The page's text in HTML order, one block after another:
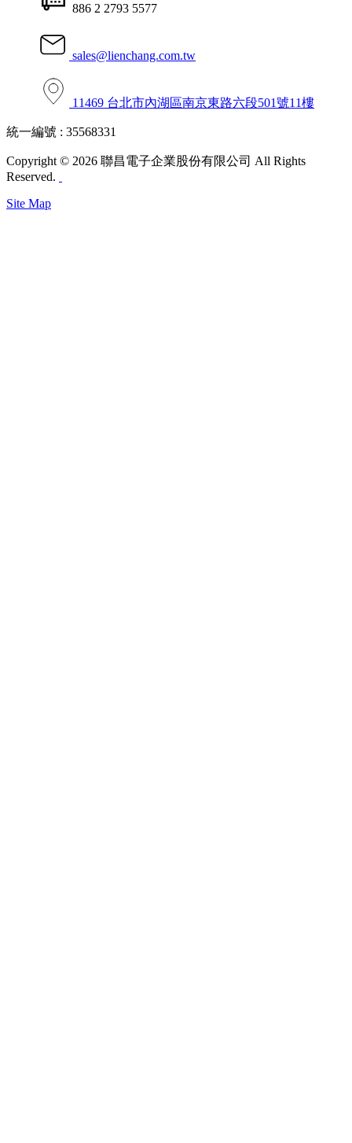
886 2 2793 5577
sales@lienchang.com.tw
11469 台北市內湖區南京東路六段501號11樓
統一編號 : 35568331
Copyright © 2026 聯昌電子企業股份有限公司 All Rights
Reserved.
Site Map